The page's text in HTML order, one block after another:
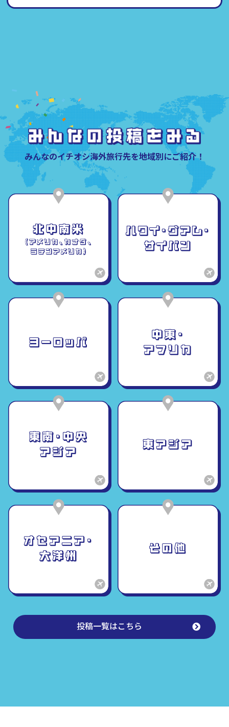
みんなのイチオシ海外旅行先を地域別にご紹介！
投稿一覧はこちら